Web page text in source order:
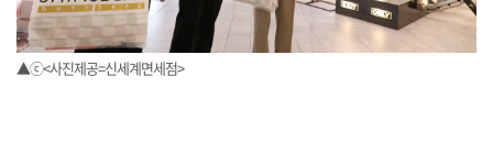
▲ⓒ<사진제공=신세계면세점>